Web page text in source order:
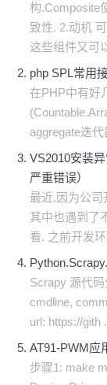
构.Composite
致性. 2.动机
这些组件又可
php SPL常用
在PHP中有好
aggregate迭
VS2010安装
严重错误）
最近,因为公
其中也遇到了
看. 之前开发
Scrapy 源代
cmdline,
url: https://gith
AT91-PWM应
步骤1: make